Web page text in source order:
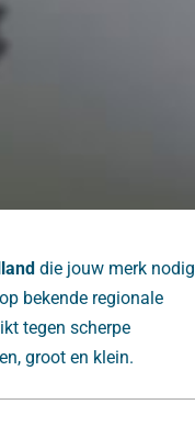
die jouw merk nodig
bekende regionale
tegen scherpe
groot en klein.